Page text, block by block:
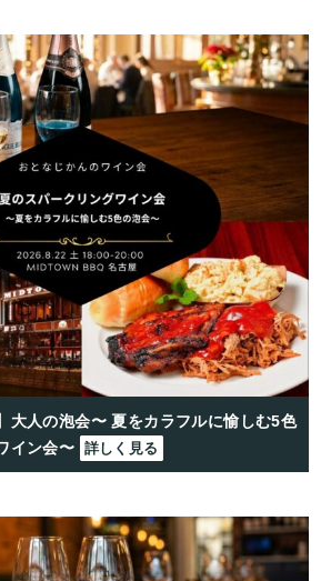
大人の泡会〜 夏をカラフルに愉しむ5色
イン会〜 詳しく見る